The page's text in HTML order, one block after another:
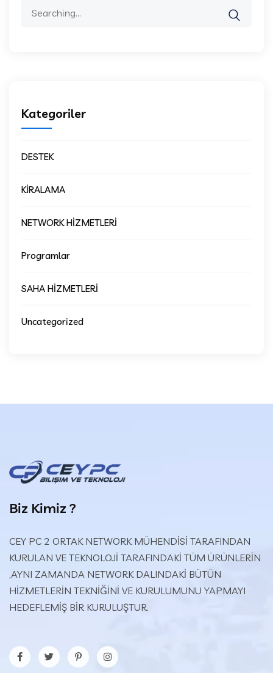
Kategoriler
DESTEK
KİRALAMA
NETWORK HİZMETLERİ
Programlar
SAHA HİZMETLERİ
Uncategorized
Biz Kimiz ?
CEY PC 2 ORTAK NETWORK MÜHENDİSİ TARAFINDAN
KURULAN VE TEKNOLOJİ TARAFINDAKİ TÜM ÜRÜNLERİN
,AYNI ZAMANDA NETWORK DALINDAKİ BÜTÜN
HİZMETLERİN TEKNİĞİNİ VE KURULUMUNU YAPMAYI
HEDEFLEMİŞ BİR KURULUŞTUR.